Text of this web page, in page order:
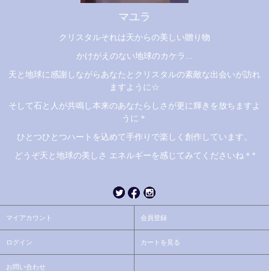
マユラ
クリスタルそれは天からの美しい贈り物
かけがえのない地球のカケラ...
天と地球に感謝しながらあなたとクリスタルの素敵な出会いが訪れ
ますように☆
そして石と人が共鳴し本来のあなたらしさが更に輝きを放ちますよ
うに＊
ひとつひとつハートを込めて手作りで楽しく創作しています。
どうぞ天と地球の美しさ エネルギーを感じてみてくださいね＊*
マイアカウント 会員登録
ログイン カートを見る
お問い合わせ